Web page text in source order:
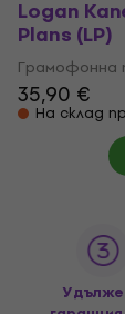
Logan
Plans (LP)
Грамофонна
35,90 €
На склад